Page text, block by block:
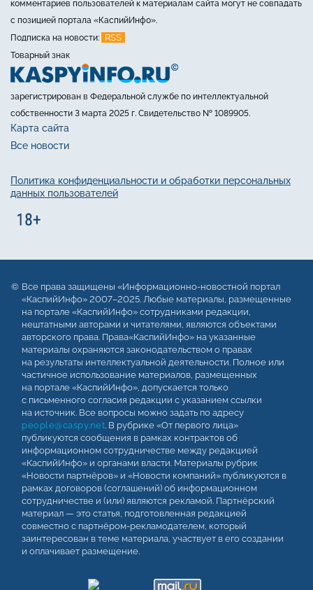
комментариев пользователей к материалам сайта могут не совпадать
с позицией портала «КаспийИнфо».
Подписка на новости:
RSS
Товарный знак
зарегистрирован в Федеральной службе по интеллектуальной
собственности 3 марта 2025 г. Свидетельство № 1089905.
Карта сайта
Все новости
Политика конфиденциальности и обработки персональных
данных пользователей
Все права защищены «Информационно-новостной портал
«КаспийИнфо» 2007–2025. Любые материалы, размещенные
на портале «КаспийИнфо» сотрудниками редакции,
нештатными авторами и читателями, являются объектами
авторского права. Права«КаспийИнфо» на указанные
материалы охраняются законодательством о правах
на результаты интеллектуальной деятельности. Полное или
частичное использование материалов, размещенных
на портале «КаспийИнфо», допускается только
с письменного согласия редакции с указанием ссылки
на источник. Все вопросы можно задать по адресу
people@caspy.net. В рубрике «От первого лица»
публикуются сообщения в рамках контрактов об
информационном сотрудничестве между редакцией
«КаспийИнфо» и органами власти. Материалы рубрик
«Новости партнёров» и «Новости компаний» публикуются в
рамках договоров (соглашений) об информационном
сотрудничестве и (или) являются рекламой. Партнёрский
материал — это статья, подготовленная редакцией
совместно с партнёром-рекламодателем, который
заинтересован в теме материала, участвует в его создании
и оплачивает размещение.